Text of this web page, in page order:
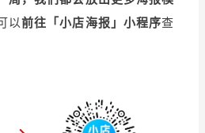
以前往「小店海报」小程序查